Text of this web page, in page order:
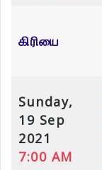
கிரியை
Sunday,
19 Sep
2021
7:00 AM